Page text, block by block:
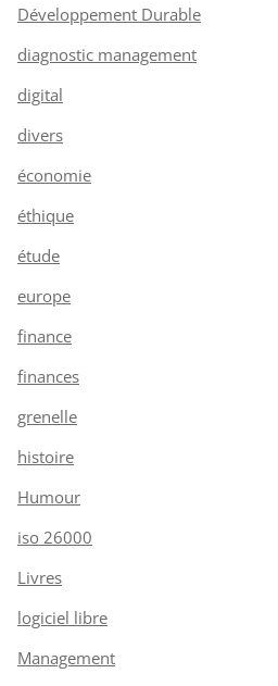
Développement Durable
diagnostic management
digital
divers
économie
éthique
étude
europe
finance
finances
grenelle
histoire
Humour
iso 26000
Livres
logiciel libre
Management